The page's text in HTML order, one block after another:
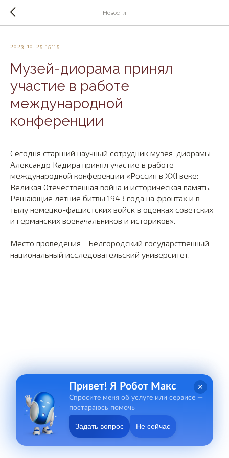
Новости
2023-10-25 15:15
Музей-диорама принял
участие в работе
международной
конференции
Сегодня старший научный сотрудник музея-диорамы
Александр Кадира принял участие в работе
международной конференции «Россия в XXI веке:
Великая Отечественная война и историческая память.
Решающие летние битвы 1943 года на фронтах и в
тылу немецко-фашистских войск в оценках советских
и германских военачальников и историков».
Место проведения - Белгородский государственный
национальный исследовательский университет.
Привет! Я Робот Макс
Спросите меня об услуге или сервисе —
постараюсь помочь
Задать вопрос Не сейчас